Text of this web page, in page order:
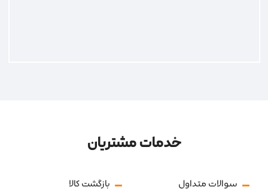
خدمات مشتریان
سوالات متداول بازگشت کالا